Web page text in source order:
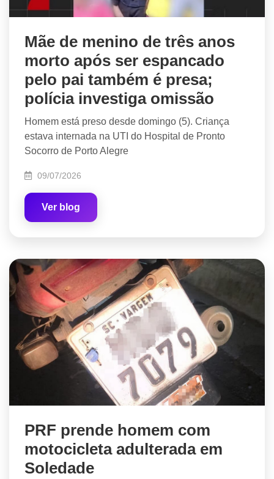
Mãe de menino de três anos
morto após ser espancado
pelo pai também é presa;
polícia investiga omissão
Homem está preso desde domingo (5). Criança
estava internada na UTI do Hospital de Pronto
Socorro de Porto Alegre
09/07/2026
Ver blog
PRF prende homem com
motocicleta adulterada em
Soledade